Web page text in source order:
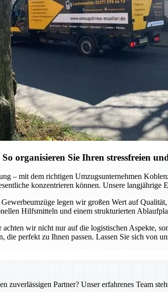
organisieren Sie Ihren stressfreien
– mit dem richtigen Umzugsunternehmen
konzentrieren können. Unsere
legen wir großen Wert auf
Hilfsmitteln und einem strukturierten
wir nicht nur auf die logistischen Aspekte,
die perfekt zu Ihnen passen. Lassen Sie sich von
zuverlässigen Partner? Unser erfahrenes Team